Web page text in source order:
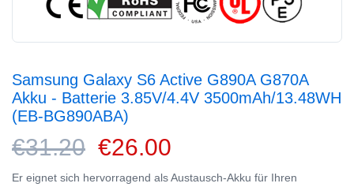
Samsung Galaxy S6 Active G890A G870A
Akku - Batterie 3.85V/4.4V 3500mAh/13.48WH
(EB-BG890ABA)
€31.20 €26.00
Er eignet sich hervorragend als Austausch-Akku für Ihren